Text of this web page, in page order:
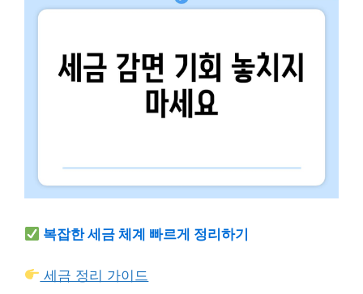
복잡한 세금 체계 빠르게 정리하기
세금 정리 가이드